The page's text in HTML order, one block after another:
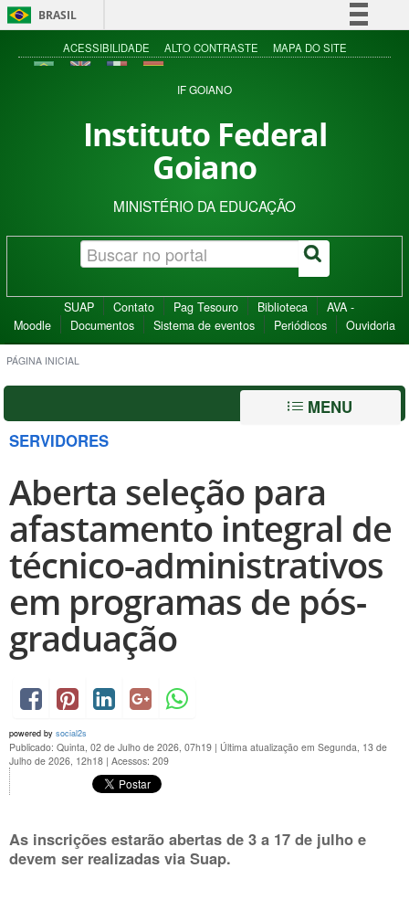
BRASIL
Simplifique!
Acesso à informação
ACESSIBILIDADE ALTO CONTRASTE MAPA DO SITE
IF GOIANO
Instituto Federal
Goiano
MINISTÉRIO DA EDUCAÇÃO
SUAP Contato Pag Tesouro Biblioteca
AVA -
Moodle
Documentos Sistema de eventos Periódicos Ouvidoria
PÁGINA INICIAL
MENU
SERVIDORES
Aberta seleção para
afastamento integral de
técnico-administrativos
em programas de pós-
graduação
powered by social2s
Publicado: Quinta, 02 de Julho de 2026, 07h19 | Última atualização em Segunda, 13 de
Julho de 2026, 12h18 | Acessos: 209
As inscrições estarão abertas de 3 a 17 de julho e
devem ser realizadas via Suap.